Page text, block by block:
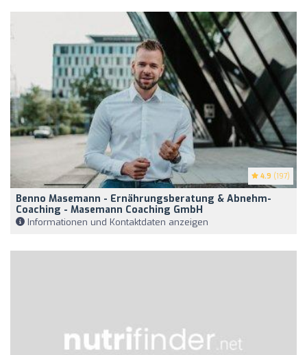
4.9 (197)
Benno Masemann - Ernährungsberatung & Abnehm-
Coaching - Masemann Coaching GmbH
Informationen und Kontaktdaten anzeigen